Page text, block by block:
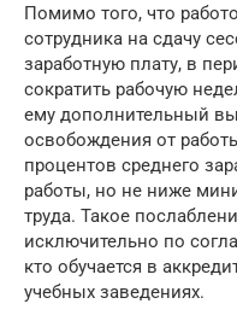
Помимо того, что
сотрудника на сдачу
заработную плату, в
сократить рабочую
ему дополнительный
освобождения от
процентов среднего
работы, но не ниже
труда. Такое
исключительно по
кто обучается в
учебных заведениях.